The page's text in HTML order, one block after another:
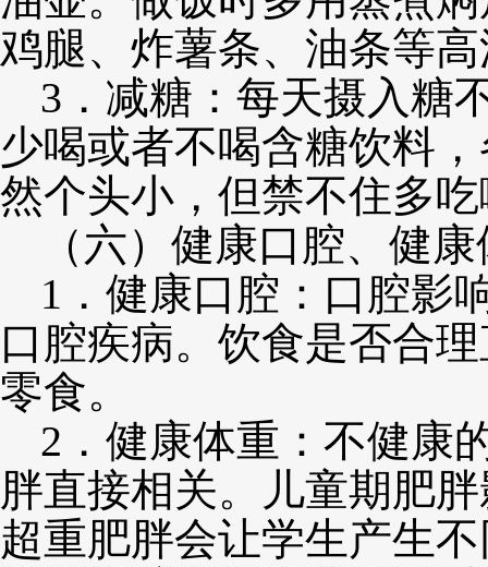
鸡腿、炸薯条、油条等
3．减糖：每天摄入糖
少喝或者不喝含糖饮料
然个头小，但禁不住多
（六）健康口腔、健
1．健康口腔：口腔影
口腔疾病。饮食是否合
零食。
2．健康体重：不健康
胖直接相关。儿童期肥
超重肥胖会让学生产生